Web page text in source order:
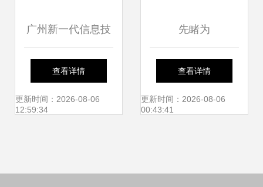
广州新一代信息技
术产业政策推介会
在北京成功举行，
查看详情
更新时间：2026-08-06
12:59:34
先睹为
快!CCBN2019参展
企业亮点来袭
查看详情
更新时间：2026-08-06
00:43:41